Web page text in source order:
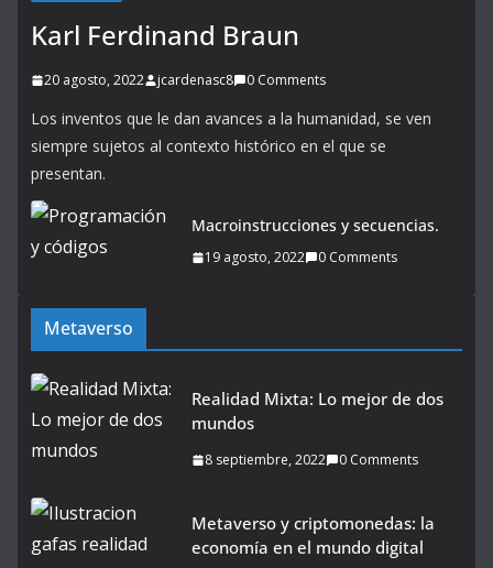
Karl Ferdinand Braun
20 agosto, 2022 jcardenasc8 0 Comments
Los inventos que le dan avances a la humanidad, se ven
siempre sujetos al contexto histórico en el que se
presentan.
Macroinstrucciones y secuencias.
19 agosto, 2022 0 Comments
Metaverso
Realidad Mixta: Lo mejor de dos
mundos
8 septiembre, 2022 0 Comments
Metaverso y criptomonedas: la
economía en el mundo digital